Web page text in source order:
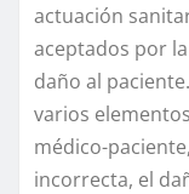
actuación
aceptados por
daño al
varios
médico-
incorrecta, el